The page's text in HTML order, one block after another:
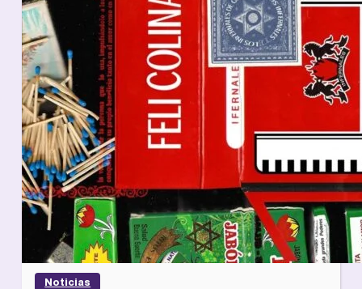
Noticias